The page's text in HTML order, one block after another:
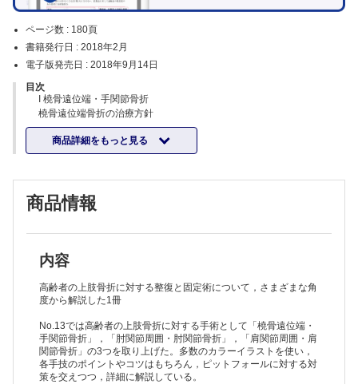
ページ数 : 180頁
書籍発行日 : 2018年2月
電子版発売日 : 2018年9月14日
目次
I 橈骨遠位端・手関節骨折
橈骨遠位端骨折の治療方針
背屈型橈骨遠位端骨折に対する変形治癒防止のためのキャスト固定
橈骨遠位端骨折に対する経皮ピンニング
橈骨遠位端骨折に対する掌側ロッキングプレート固定術
視下整復・固定術
II 肘関節周囲・肘関節骨折
肘関節脱臼骨折（terrible triad）に対する手術
上腕骨遠位端関節内骨折に対するプレート固定術
III 肩関節周囲・肩関節骨折
上腕骨近位端骨折の治療方針
上腕骨近位端骨折に対する人工骨頭置換術（HHR）
肩関節脱臼骨折の治療方針
肩関節脱臼骨折に対する人工肩関節置換術（RTSA）
鎖骨骨幹部骨折に対する髄内スクリュー固定
商品詳細をもっと見る
商品情報
内容
高齢者の上肢骨折に対する整復と固定術について，さまざまな角
度から解説した1冊
No.13では高齢者の上肢骨折に対する手術として「橈骨遠位端・
手関節骨折」，「肘関節周囲・肘関節骨折」，「肩関節周囲・肩
関節骨折」の3つを取り上げた。多数のカラーイラストを使い，
各手技のポイントやコツはもちろん，ピットフォールに対する対
策を交えつつ，詳細に解説している。